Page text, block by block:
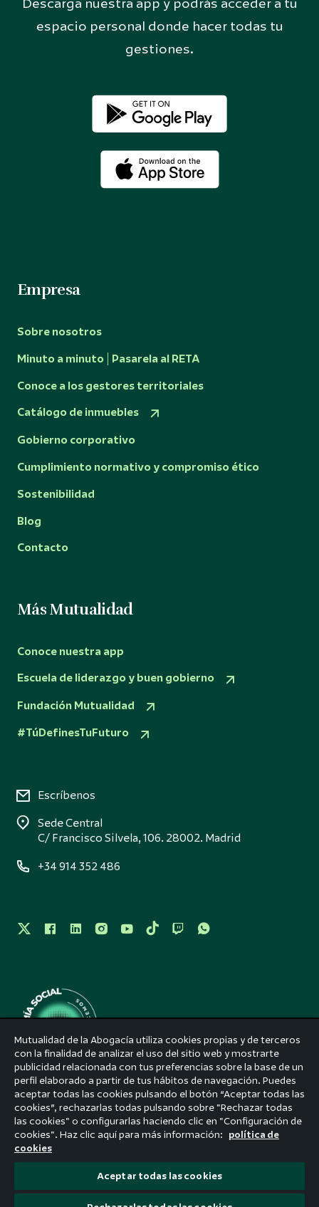
Descarga nuestra app y podrás acceder a tu
espacio personal donde hacer todas tu
gestiones.
Empresa
Sobre nosotros
Minuto a minuto | Pasarela al RETA
Conoce a los gestores territoriales
Catálogo de inmuebles
Gobierno corporativo
Cumplimiento normativo y compromiso ético
Sostenibilidad
Blog
Contacto
Más Mutualidad
Conoce nuestra app
Escuela de liderazgo y buen gobierno
Fundación Mutualidad
#TúDefinesTuFuturo
Escríbenos
Sede Central
C/ Francisco Silvela, 106. 28002. Madrid
+34 914 352 486
Aviso legal
Accesibilidad
Política de privacidad
Política de cookies
Reclamaciones e incidencias
Mutualidad de la Abogacía utiliza cookies propias y de terceros
con la finalidad de analizar el uso del sitio web y mostrarte
publicidad relacionada con tus preferencias sobre la base de un
perfil elaborado a partir de tus hábitos de navegación. Puedes
aceptar todas las cookies pulsando el botón “Aceptar todas las
cookies”, rechazarlas todas pulsando sobre "Rechazar todas
las cookies" o configurarlas haciendo clic en "Configuración de
cookies". Haz clic aquí para más información: política de
cookies
Aceptar todas las cookies